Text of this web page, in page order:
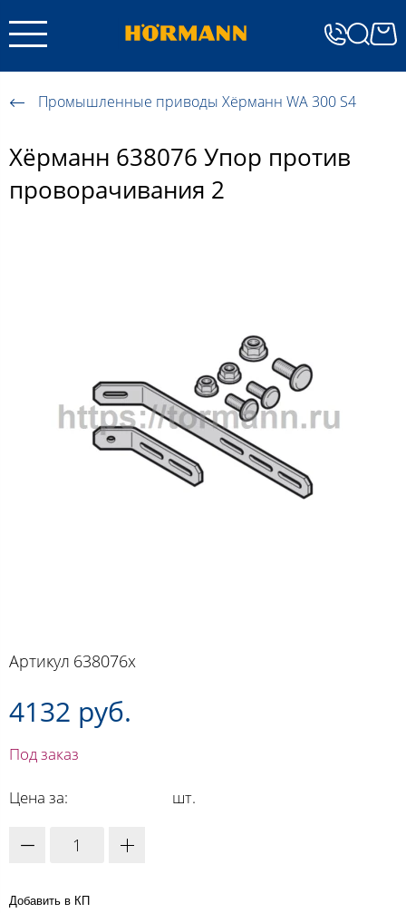
Промышленные приводы Хёрманн WA 300 S4
Хёрманн 638076 Упор против
проворачивания 2
Артикул 638076x
4132 руб.
Под заказ
Цена за: шт.
Добавить в КП